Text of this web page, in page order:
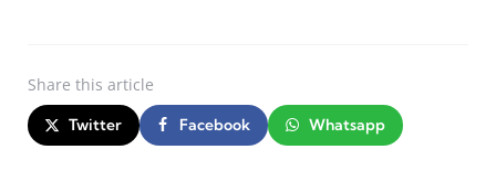
Share this article
Twitter Facebook Whatsapp